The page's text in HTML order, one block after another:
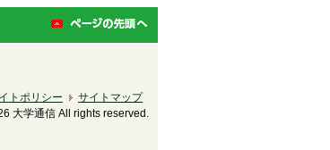
トポリシー
サイトマップ
大学通信 All rights reserved.